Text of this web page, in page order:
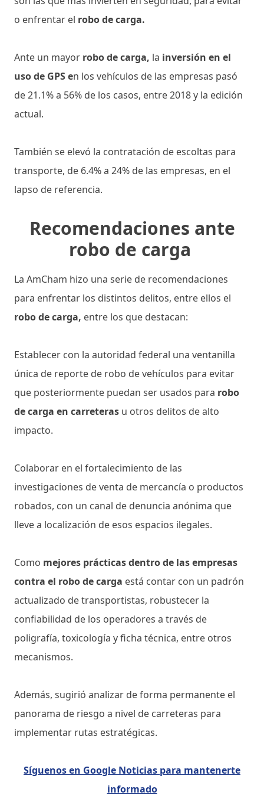
o enfrentar el robo de carga.
Ante un mayor robo de carga, la inversión en el
uso de GPS en los vehículos de las empresas pasó
de 21.1% a 56% de los casos, entre 2018 y la edición
actual.
También se elevó la contratación de escoltas para
transporte, de 6.4% a 24% de las empresas, en el
lapso de referencia.
Recomendaciones ante
robo de carga
La AmCham hizo una serie de recomendaciones
para enfrentar los distintos delitos, entre ellos el
robo de carga, entre los que destacan:
Establecer con la autoridad federal una ventanilla
única de reporte de robo de vehículos para evitar
que posteriormente puedan ser usados para robo
de carga en carreteras u otros delitos de alto
impacto.
Colaborar en el fortalecimiento de las
investigaciones de venta de mercancía o productos
robados, con un canal de denuncia anónima que
lleve a localización de esos espacios ilegales.
Como mejores prácticas dentro de las empresas
contra el robo de carga está contar con un padrón
actualizado de transportistas, robustecer la
confiabilidad de los operadores a través de
poligrafía, toxicología y ficha técnica, entre otros
mecanismos.
Además, sugirió analizar de forma permanente el
panorama de riesgo a nivel de carreteras para
implementar rutas estratégicas.
Síguenos en Google Noticias para mantenerte
informado